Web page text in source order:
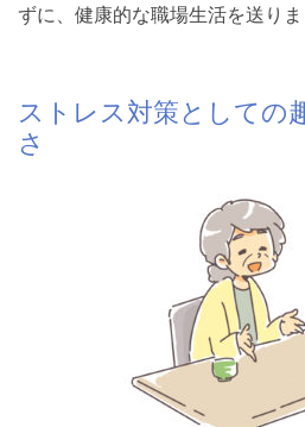
ずに、健康的な職場生活を送りま
ストレス対策としての
さ